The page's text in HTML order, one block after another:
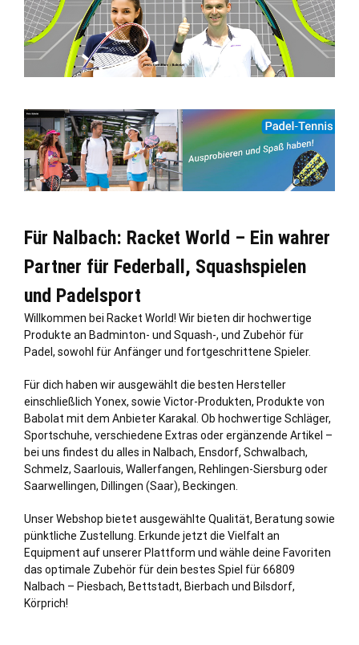
Für Nalbach: Racket World – Ein wahrer
Partner für Federball, Squashspielen
und Padelsport
Willkommen bei Racket World! Wir bieten dir hochwertige
Produkte an Badminton- und Squash-, und Zubehör für
Padel, sowohl für Anfänger und fortgeschrittene Spieler.
Für dich haben wir ausgewählt die besten Hersteller
einschließ lich Yonex, sowie Victor-Produkten, Produkte von
Babolat mit dem Anbieter Karakal. Ob hochwertige Schläger,
Sportschuhe, verschiedene Extras oder ergänzende Artikel –
bei uns findest du alles in Nalbach, Ensdorf, Schwalbach,
Schmelz, Saarlouis, Wallerfangen, Rehlingen-Siersburg oder
Saarwellingen, Dillingen (Saar), Beckingen
Unser Webshop bietet ausgewählte Qualität, Beratung sowie
pünktliche Zustellung. Erkunde jetzt die Vielfalt an
Equipment auf unserer Plattform und wähle deine Favoriten
das optimale Zubehör für dein bestes Spiel für 66809
Nalbach – Piesbach, Bettstadt, Bierbach und Bilsdorf,
Körprich!